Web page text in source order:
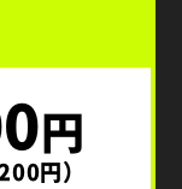
円
円）